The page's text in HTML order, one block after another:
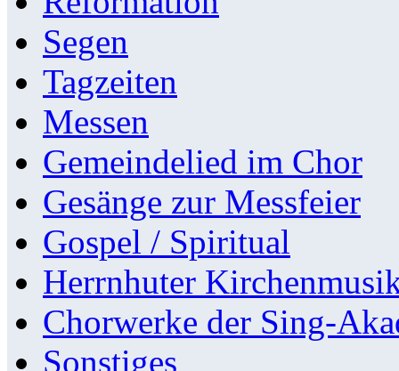
Segen
Tagzeiten
Messen
Gemeindelied im Chor
Gesänge zur Messfeier
Gospel / Spiritual
Herrnhuter
Chorwerke der Sing-
Sonstiges